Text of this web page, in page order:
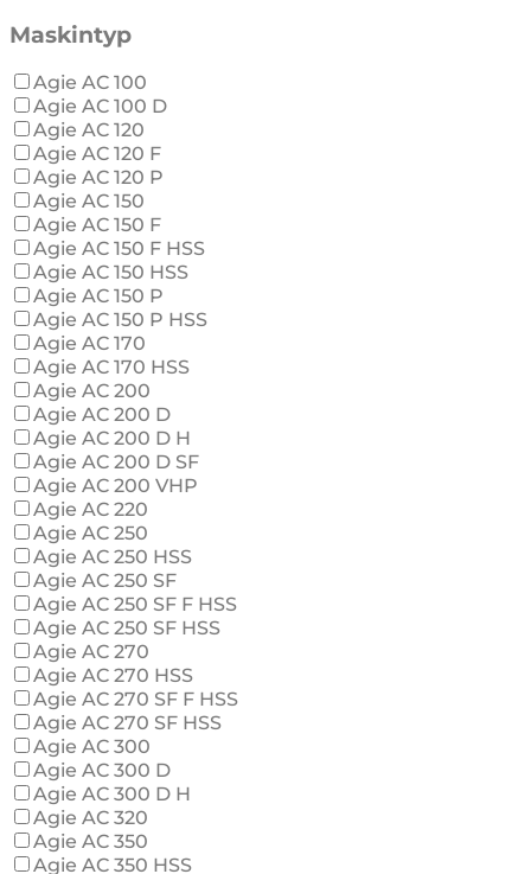
Maskintyp
Agie AC 100
Agie AC 100 D
Agie AC 120
Agie AC 120 F
Agie AC 120 P
Agie AC 150
Agie AC 150 F
Agie AC 150 F HSS
Agie AC 150 HSS
Agie AC 150 P
Agie AC 150 P HSS
Agie AC 170
Agie AC 170 HSS
Agie AC 200
Agie AC 200 D
Agie AC 200 D H
Agie AC 200 D SF
Agie AC 200 VHP
Agie AC 220
Agie AC 250
Agie AC 250 HSS
Agie AC 250 SF
Agie AC 250 SF F HSS
Agie AC 250 SF HSS
Agie AC 270
Agie AC 270 HSS
Agie AC 270 SF F HSS
Agie AC 270 SF HSS
Agie AC 300
Agie AC 300 D
Agie AC 300 D H
Agie AC 320
Agie AC 350
Agie AC 350 HSS